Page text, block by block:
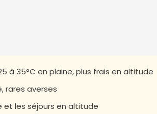
à 35°C en plaine, plus frais en altitude
rares averses
et les séjours en altitude